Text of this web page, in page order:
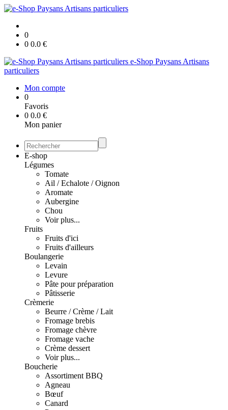
0
0 0.0 €
e-Shop Paysans Artisans
particuliers
Mon compte
0
Favoris
0 0.0 €
Mon panier
E-shop
Légumes
Tomate
Ail / Echalote / Oignon
Aromate
Aubergine
Chou
Voir plus...
Fruits
Fruits d'ici
Fruits d'ailleurs
Boulangerie
Levain
Levure
Pâte pour préparation
Pâtisserie
Crèmerie
Beurre / Crème / Lait
Fromage brebis
Fromage chèvre
Fromage vache
Crème dessert
Voir plus...
Boucherie
Assortiment BBQ
Agneau
Bœuf
Canard